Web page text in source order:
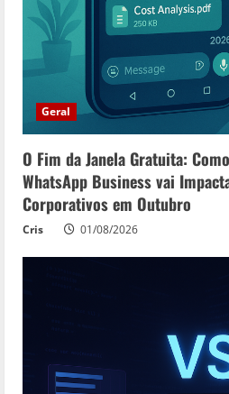
Geral
O Fim da Janela Gratuita:
WhatsApp Business vai
Corporativos em Outubro
Cris 01/08/2026